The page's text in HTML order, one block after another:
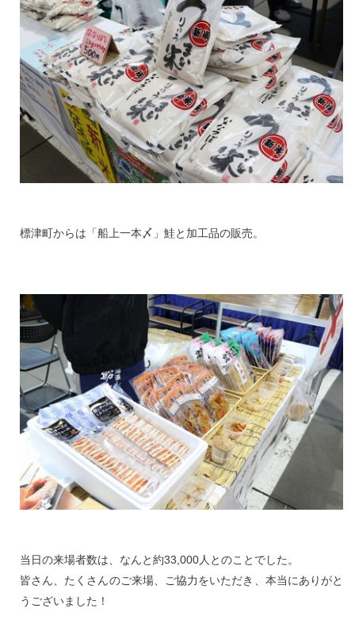
標津町からは「船上一本〆」鮭と加工品の販売。
当日の来場者数は、なんと約33,000人とのことでした。
皆さん、たくさんのご来場、ご協力をいただき、本当にありがと
うございました！